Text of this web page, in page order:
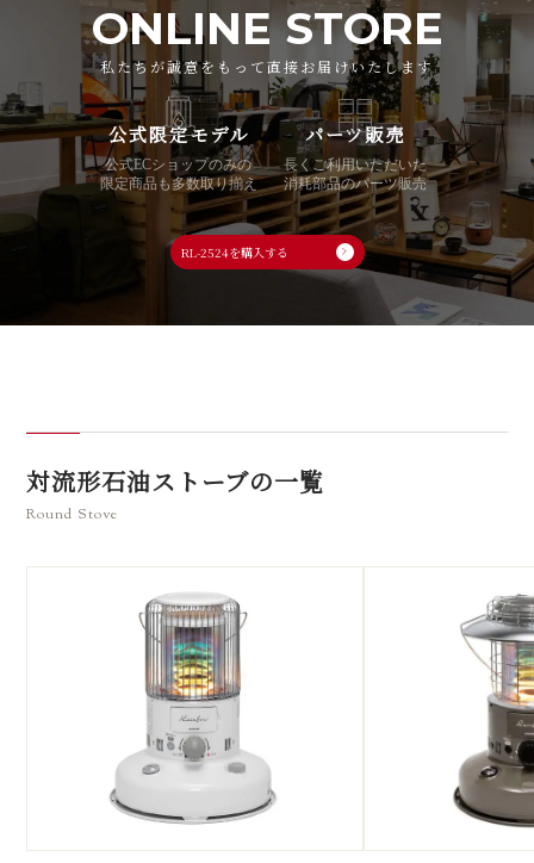
ONLINE STORE
私たちが誠意をもって直接お届けいたします
公式限定モデル
公式ECショップのみの
限定商品も多数取り揃え
パーツ販売
長くご利用いただいた
消耗部品のパーツ販売
RL-2524を購入する
対流形石油ストーブの一覧
Round Stove